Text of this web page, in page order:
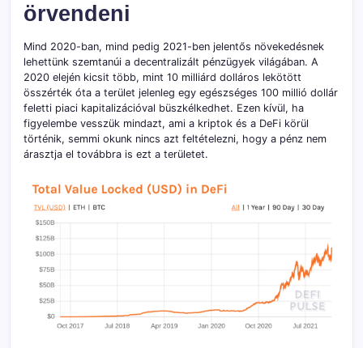
örvendeni
Mind 2020-ban, mind pedig 2021-ben jelentős növekedésnek
lehettünk szemtanúi a decentralizált pénzügyek világában. A
2020 elején kicsit több, mint 10 milliárd dolláros lekötött
összérték óta a terület jelenleg egy egészséges 100 millió dollár
feletti piaci kapitalizációval büszkélkedhet. Ezen kívül, ha
figyelembe vesszük mindazt, ami a kriptok és a DeFi körül
történik, semmi okunk nincs azt feltételezni, hogy a pénz nem
árasztja el továbbra is ezt a területet.